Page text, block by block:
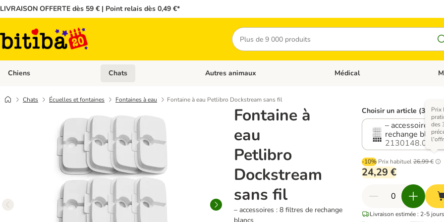
LIVRAISON OFFERTE dès 59 € | Point relais dès 0,49 €*
Rechercher
Chiens Dérouler les catégories: Chiens
Chats Dérouler les catégories: Chats
Autres animaux Dérouler les catégories: Autres
Médical
Chats Écuelles et fontaines Fontaines à eau Fontaine à eau Petlibro Dockstream sans fil
Fontaine à
eau
Petlibro
Dockstream
sans fil
– accessoires : 8 filtres de rechange
Choisir un article (3
– accessoires : 8
rechange blancs
2130148.0
-10% Prix habituel26,99 €
Prix
des
24,29 €
Livraison estimée : 2-5